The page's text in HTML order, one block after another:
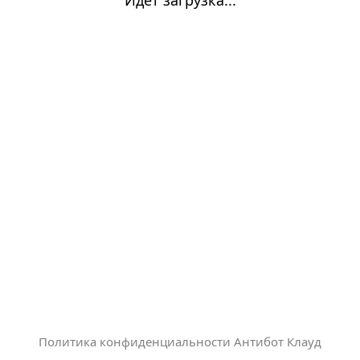
Политика конфиденциальности Антибот Клауд